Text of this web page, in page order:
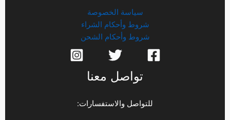
سياسة الخصوصة
شروط وأحكام الشراء
شروط وأحكام الشحن
تواصل معنا
للتواصل والاستفسارات: